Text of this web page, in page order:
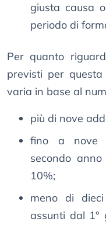
giusta causa
periodo di
Per quanto
previsti per
varia in base al
più di nove
fino a nove
secondo
10%;
meno di
assunti dal 1°